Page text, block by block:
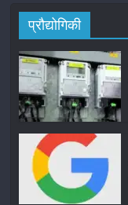
प्रौद्योगिकी